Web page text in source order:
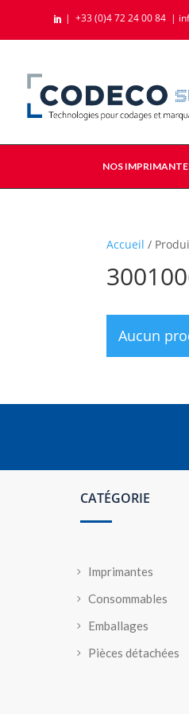
 | +33 (0)4 72 24 00 84 |
NOS
Accueil /
Aucun
CATÉGORIE
Imprimantes
Consommables
Emballages
Pièces détachées